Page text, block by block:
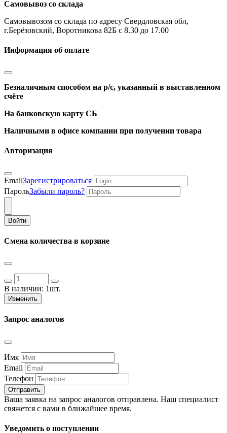
Самовывоз со склада
Самовывозом со склада по адресу Свердловская обл,
г.Берёзовский, Воротникова 82Б с 8.30 до 17.00
Информация об оплате
Безналичным способом на р/с, указанный в выставленном
счёте
На банковскую карту СБ
Наличными в офисе компании при получении товара
Авторизация
EmailЗарегистрироваться
ПарольЗабыли пароль?
Войти
Смена количества в корзине
В наличии: 1шт.
Изменить
Запрос аналогов
Имя
Email
Телефон
Отправить
Ваша заявка на запрос аналогов отправлена. Наш специалист
свяжется с вами в ближайшее время.
Уведомить о поступлении